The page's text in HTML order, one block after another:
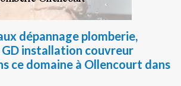
dépannage plomberie,
installation couvreur
ce domaine à Ollencourt dans